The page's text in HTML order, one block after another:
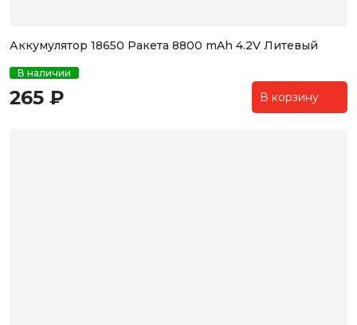
Аккумулятор 18650 Ракета 8800 mAh 4.2V Литевый
В наличии
265 ₽ В корзину